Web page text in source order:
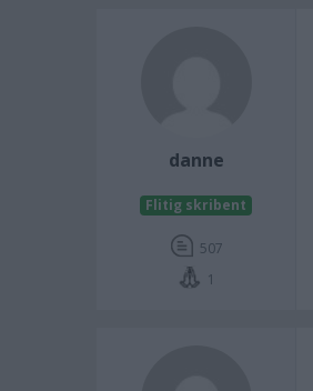
danne
Flitig skribent
507
1